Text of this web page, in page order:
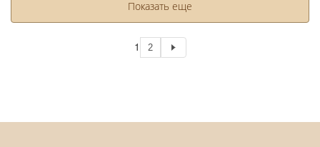
Показать еще
1 2